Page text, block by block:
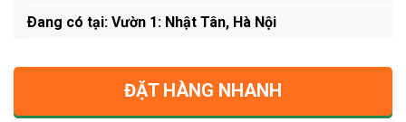
Ðang có tại: Vườn 1: Nhật Tân, Hà Nội
ĐẶT HÀNG NHANH